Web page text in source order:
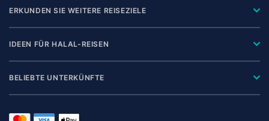
ERKUNDEN SIE WEITERE REISEZIELE
IDEEN FÜR HALAL-REISEN
BELIEBTE UNTERKÜNFTE